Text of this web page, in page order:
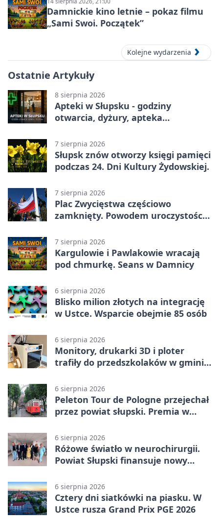
Damnickie kino letnie – pokaz filmu
„Sami Swoi. Początek”
Kolejne wydarzenia
Ostatnie Artykuły
8 sierpnia 2026
Apteki w Słupsku - godziny
otwarcia, dyżury, apteka
7 sierpnia 2026
Słupsk znów otworzy księgi pamięci
podczas 24. Dni Kultury Żydowskiej.
7 sierpnia 2026
Plac Zwycięstwa częściowo
zamknięty. Powodem uroczystości
7 sierpnia 2026
Kargulowie i Pawlakowie wracają
pod chmurkę. Seans w Damnicy
6 sierpnia 2026
Blisko milion złotych na integrację
w Ustce. Wsparcie obejmie 85 osób
6 sierpnia 2026
Monitory, drukarki 3D i ploter
trafiły do przedszkolaków w gminie
6 sierpnia 2026
Peleton Tour de Pologne przejechał
przez powiat słupski. Premia w
6 sierpnia 2026
Różowe światło w neurochirurgii.
Powiat Słupski finansuje nowy
6 sierpnia 2026
Cztery dni siatkówki na piasku. W
Ustce rusza Grand Prix PGE 2026